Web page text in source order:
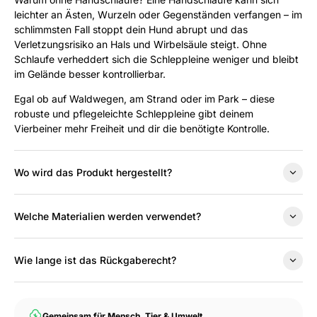
leichter an Ästen, Wurzeln oder Gegenständen verfangen – im
schlimmsten Fall stoppt dein Hund abrupt und das
Verletzungsrisiko an Hals und Wirbelsäule steigt. Ohne
Schlaufe verheddert sich die Schleppleine weniger und bleibt
im Gelände besser kontrollierbar.
Egal ob auf Waldwegen, am Strand oder im Park – diese
robuste und pflegeleichte Schleppleine gibt deinem
Vierbeiner mehr Freiheit und dir die benötigte Kontrolle.
Wo wird das Produkt hergestellt?
Welche Materialien werden verwendet?
Wie lange ist das Rückgaberecht?